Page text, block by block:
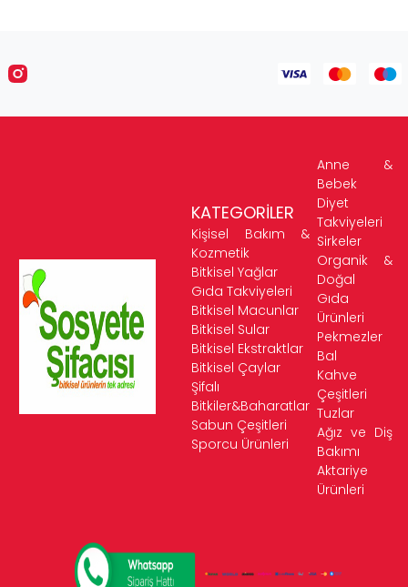
KATEGORİLER
Kişisel Bakım &
Kozmetik
Bitkisel Yağlar
Gıda Takviyeleri
Bitkisel Macunlar
Bitkisel Sular
Bitkisel Ekstraktlar
Bitkisel Çaylar
Şifalı
Bitkiler&Baharatlar
Sabun Çeşitleri
Sporcu Ürünleri
Anne &
Bebek
Diyet
Takviyeleri
Sirkeler
Organik &
Doğal
Gıda
Ürünleri
Pekmezler
Bal
Kahve
Çeşitleri
Tuzlar
Ağız ve Diş
Bakımı
Aktariye
Ürünleri